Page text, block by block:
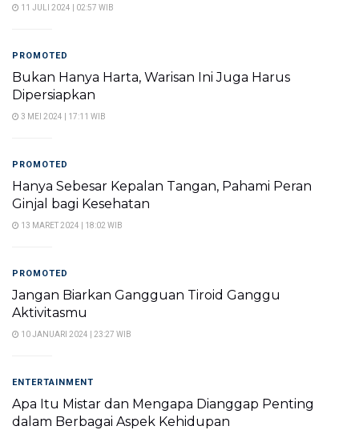
11 JULI 2024 | 02:57 WIB
PROMOTED
Bukan Hanya Harta, Warisan Ini Juga Harus
Dipersiapkan
3 MEI 2024 | 17:11 WIB
PROMOTED
Hanya Sebesar Kepalan Tangan, Pahami Peran
Ginjal bagi Kesehatan
13 MARET 2024 | 18:02 WIB
PROMOTED
Jangan Biarkan Gangguan Tiroid Ganggu
Aktivitasmu
10 JANUARI 2024 | 23:27 WIB
ENTERTAINMENT
Apa Itu Mistar dan Mengapa Dianggap Penting
dalam Berbagai Aspek Kehidupan